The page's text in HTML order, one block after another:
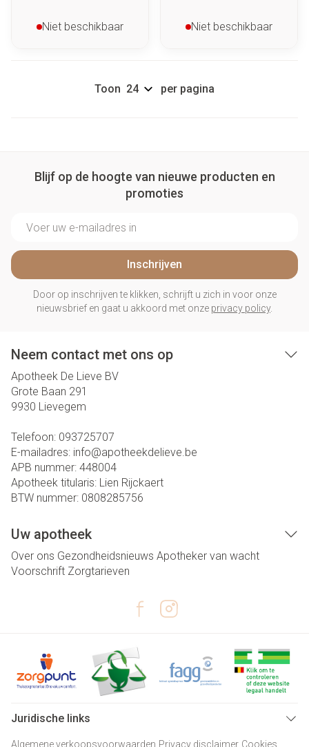
Niet beschikbaar Niet beschikbaar
Toon per pagina
Blijf op de hoogte van nieuwe producten en
promoties
Inschrijven
Door op inschrijven te klikken, schrijft u zich in voor onze
nieuwsbrief en gaat u akkoord met onze privacy policy.
Neem contact met ons op
Apotheek De Lieve BV
Grote Baan 291
9930 Lievegem
Telefoon: 093725707
E-mailadres: info@apotheekdelieve.be
APB nummer: 448004
Apotheek titularis: Lien Rijckaert
BTW nummer: 0808285756
Uw apotheek
Over ons Gezondheidsnieuws Apotheker van wacht
Voorschrift Zorgtarieven
Juridische links
Algemene verkoopsvoorwaarden Privacy disclaimer Cookies